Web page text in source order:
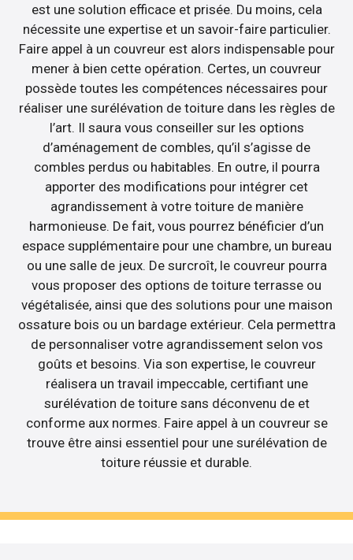
est une solution efficace et prisée. Du moins, cela
nécessite une expertise et un savoir-faire particulier.
Faire appel à un couvreur est alors indispensable pour
mener à bien cette opération. Certes, un couvreur
possède toutes les compétences nécessaires pour
réaliser une surélévation de toiture dans les règles de
l’art. Il saura vous conseiller sur les options
d’aménagement de combles, qu’il s’agisse de
combles perdus ou habitables. En outre, il pourra
apporter des modifications pour intégrer cet
agrandissement à votre toiture de manière
harmonieuse. De fait, vous pourrez bénéficier d’un
espace supplémentaire pour une chambre, un bureau
ou une salle de jeux. De surcroît, le couvreur pourra
vous proposer des options de toiture terrasse ou
végétalisée, ainsi que des solutions pour une maison
ossature bois ou un bardage extérieur. Cela permettra
de personnaliser votre agrandissement selon vos
goûts et besoins. Via son expertise, le couvreur
réalisera un travail impeccable, certifiant une
surélévation de toiture sans déconvenu de et
conforme aux normes. Faire appel à un couvreur se
trouve être ainsi essentiel pour une surélévation de
toiture réussie et durable.